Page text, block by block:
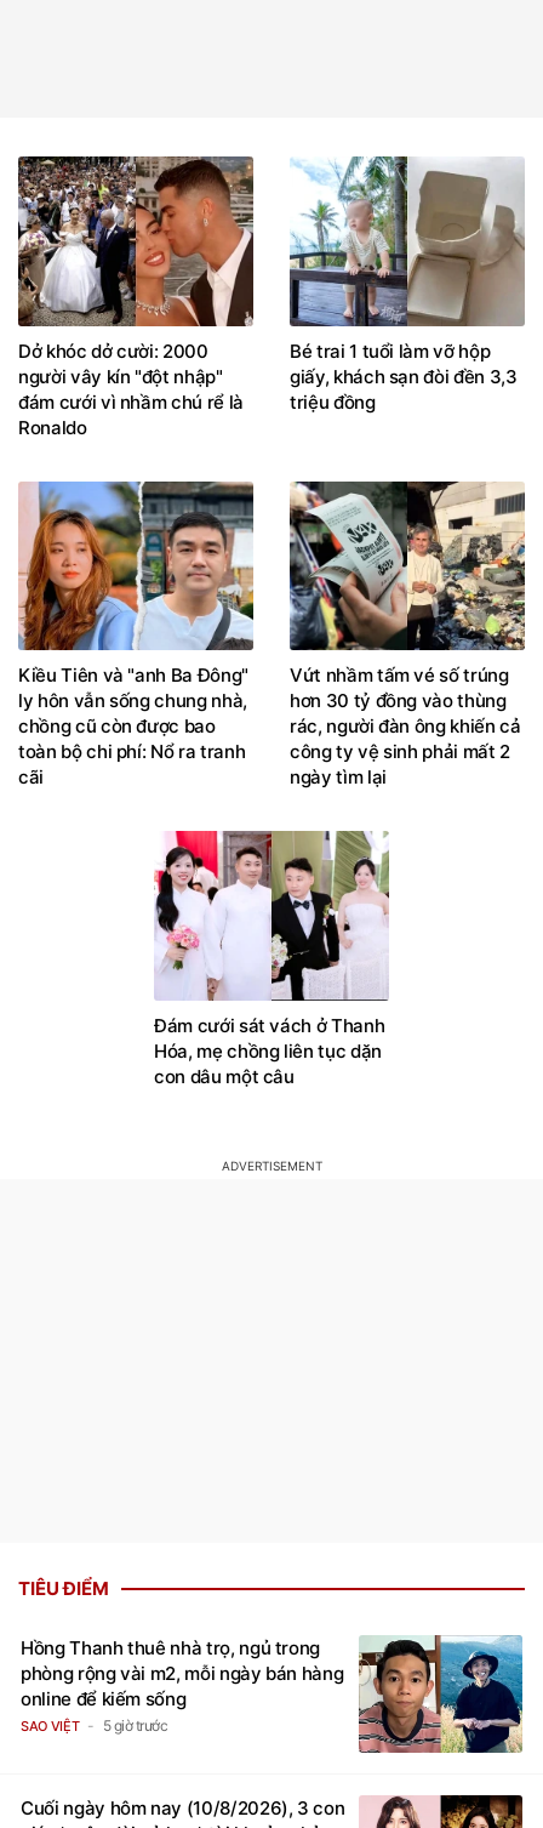
Dở khóc dở cười: 2000
người vây kín "đột nhập"
đám cưới vì nhầm chú rể là
Ronaldo
Bé trai 1 tuổi làm vỡ hộp
giấy, khách sạn đòi đền 3,3
triệu đồng
Kiều Tiên và "anh Ba Đông"
ly hôn vẫn sống chung nhà,
chồng cũ còn được bao
toàn bộ chi phí: Nổ ra tranh
cãi
Vứt nhầm tấm vé số trúng
hơn 30 tỷ đồng vào thùng
rác, người đàn ông khiến cả
công ty vệ sinh phải mất 2
ngày tìm lại
Đám cưới sát vách ở Thanh
Hóa, mẹ chồng liên tục dặn
con dâu một câu
phòng rộng vài m2, mỗi ngày bán hàng
online để kiếm sống
SAO VIỆT 5 giờ trước
giáp 'cuộc đời nở hoa', tài khoản nhảy